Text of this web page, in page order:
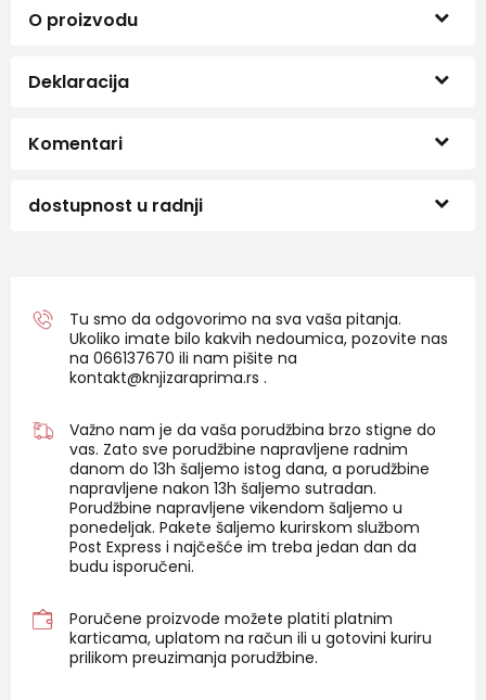
O proizvodu
Deklaracija
Komentari
dostupnost u radnji
Tu smo da odgovorimo na sva vaša pitanja.
Ukoliko imate bilo kakvih nedoumica, pozovite nas
na 066137670 ili nam pišite na
kontakt@knjizaraprima.rs .
Važno nam je da vaša porudžbina brzo stigne do
vas. Zato sve porudžbine napravljene radnim
danom do 13h šaljemo istog dana, a porudžbine
napravljene nakon 13h šaljemo sutradan.
Porudžbine napravljene vikendom šaljemo u
ponedeljak. Pakete šaljemo kurirskom službom
Post Express i najčešće im treba jedan dan da
budu isporučeni.
Poručene proizvode možete platiti platnim
karticama, uplatom na račun ili u gotovini kuriru
prilikom preuzimanja porudžbine.